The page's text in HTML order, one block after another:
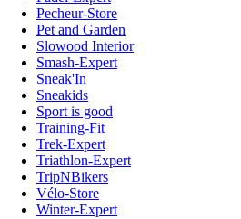
Pecheur-Store
Pet and Garden
Slowood Interior
Smash-Expert
Sneak'In
Sneakids
Sport is good
Training-Fit
Trek-Expert
Triathlon-Expert
TripNBikers
Vélo-Store
Winter-Expert